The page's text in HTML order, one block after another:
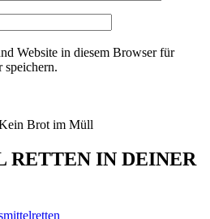
Website in diesem Browser für
speichern.
RETTEN IN DEINER